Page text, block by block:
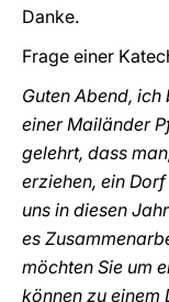
Danke.
Frage einer
Guten Abend,
einer Mailänder
gelehrt, dass
erziehen, ein
uns in diesen
es
möchten Sie um
können zu einem